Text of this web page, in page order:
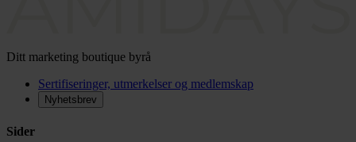
Ditt marketing boutique byrå
Sertifiseringer, utmerkelser og medlemskap
Nyhetsbrev
Sider